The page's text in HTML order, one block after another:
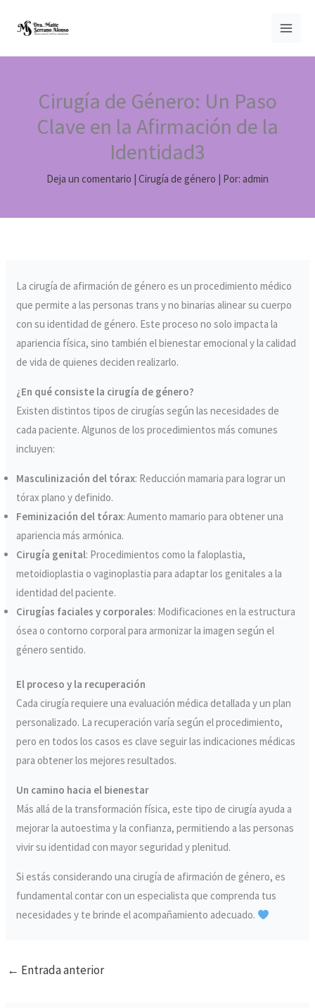
Cirugía de Género: Un Paso
Clave en la Afirmación de la
Identidad3
Deja un comentario | Cirugía de género | Por: admin
La cirugía de afirmación de género es un procedimiento médico
que permite a las personas trans y no binarias alinear su cuerpo
con su identidad de género. Este proceso no solo impacta la
apariencia física, sino también el bienestar emocional y la calidad
de vida de quienes deciden realizarlo.
¿En qué consiste la cirugía de género?
Existen distintos tipos de cirugías según las necesidades de
cada paciente. Algunos de los procedimientos más comunes
incluyen:
Masculinización del tórax: Reducción mamaria para lograr un
tórax plano y definido.
Feminización del tórax: Aumento mamario para obtener una
apariencia más armónica.
Cirugía genital: Procedimientos como la faloplastia,
metoidioplastia o vaginoplastia para adaptar los genitales a la
identidad del paciente.
Cirugías faciales y corporales: Modificaciones en la estructura
ósea o contorno corporal para armonizar la imagen según el
género sentido.
El proceso y la recuperación
Cada cirugía requiere una evaluación médica detallada y un plan
personalizado. La recuperación varía según el procedimiento,
pero en todos los casos es clave seguir las indicaciones médicas
para obtener los mejores resultados.
Un camino hacia el bienestar
Más allá de la transformación física, este tipo de cirugía ayuda a
mejorar la autoestima y la confianza, permitiendo a las personas
vivir su identidad con mayor seguridad y plenitud.
Si estás considerando una cirugía de afirmación de género, es
fundamental contar con un especialista que comprenda tus
necesidades y te brinde el acompañamiento adecuado.
← Entrada anterior